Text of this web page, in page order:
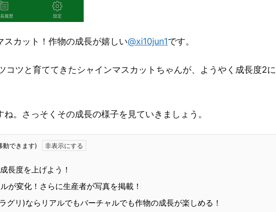
スカット！作物の成長が嬉しい@xi10jun1です。
コツと育ててきたシャインマスカットちゃんが、ようやく成長度2に
。さっそくその成長の様子を見ていきましょう。
動できます)
長度を上げよう！
が変化！さらに生産者が写真を掲載！
グリ)ならリアルでもバーチャルでも作物の成長が楽しめる！